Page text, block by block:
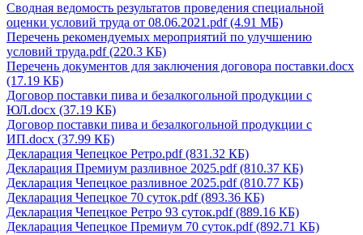
Сводная ведомость результатов проведения специальной
оценки условий труда от 08.06.2021.pdf (4.91 МБ)
Перечень рекомендуемых мероприятий по улучшению
условий труда.pdf (220.3 КБ)
Перечень документов для заключения договора поставки.docx
(17.19 КБ)
Договор поставки пива и безалкогольной продукции с
ЮЛ.docx (37.19 КБ)
Договор поставки пива и безалкогольной продукции с
ИП.docx (37.99 КБ)
Декларация Чепецкое Ретро.pdf (831.32 КБ)
Декларация Премиум разливное 2025.pdf (810.37 КБ)
Декларация Чепецкое разливное 2025.pdf (810.77 КБ)
Декларация Чепецкое 70 суток.pdf (893.36 КБ)
Декларация Чепецкое Ретро 93 суток.pdf (889.16 КБ)
Декларация Чепецкое Премиум 70 суток.pdf (892.71 КБ)